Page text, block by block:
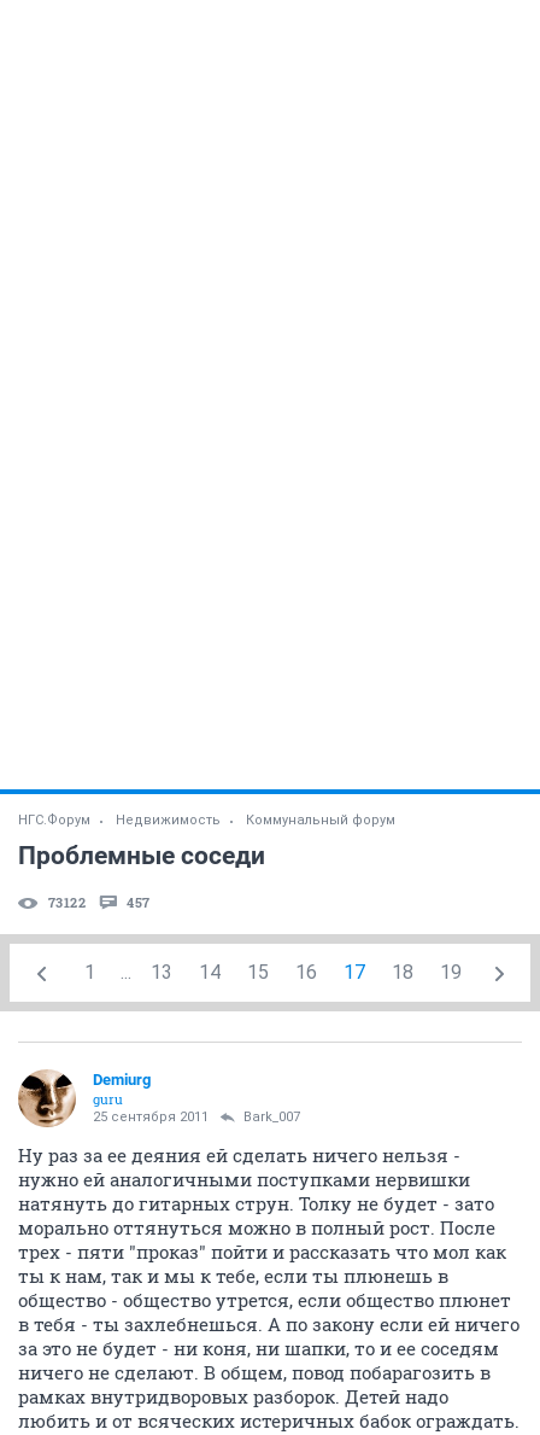
НГС.Форум Недвижимость Коммунальный форум
Проблемные соседи
73122 457
1 ... 13 14 15 16 17 18 19
Demiurg
guru
25 сентября 2011 Bark_007
Ну раз за ее деяния ей сделать ничего нельзя -
нужно ей аналогичными поступками нервишки
натянуть до гитарных струн. Толку не будет - зато
морально оттянуться можно в полный рост. После
трех - пяти "проказ" пойти и рассказать что мол как
ты к нам, так и мы к тебе, если ты плюнешь в
общество - общество утрется, если общество плюнет
в тебя - ты захлебнешься. А по закону если ей ничего
за это не будет - ни коня, ни шапки, то и ее соседям
ничего не сделают. В общем, повод побарагозить в
рамках внутридворовых разборок. Детей надо
любить и от всяческих истеричных бабок ограждать.